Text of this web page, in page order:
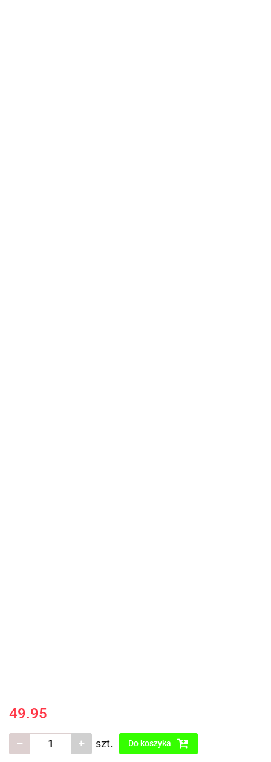
49.95
szt. Do koszyka